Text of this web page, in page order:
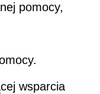
pomocy,
wsparcia